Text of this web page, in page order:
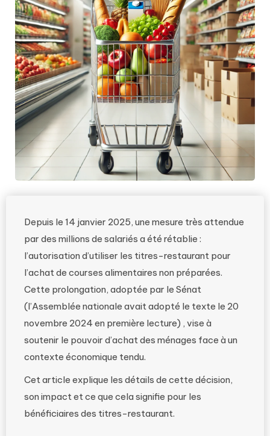
Depuis le 14 janvier 2025, une mesure très attendue
par des millions de salariés a été rétablie :
l’autorisation d’utiliser les titres-restaurant pour
l’achat de courses alimentaires non préparées.
Cette prolongation, adoptée par le Sénat
(l’Assemblée nationale avait adopté le texte le 20
novembre 2024 en première lecture) , vise à
soutenir le pouvoir d’achat des ménages face à un
contexte économique tendu.
Cet article explique les détails de cette décision,
son impact et ce que cela signifie pour les
bénéficiaires des titres-restaurant.